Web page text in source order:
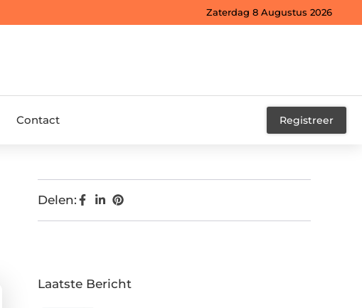
Zaterdag 8 Augustus 2026
Contact Registreer
Delen:
Laatste Bericht